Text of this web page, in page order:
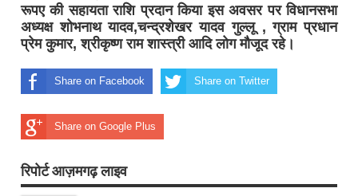
रूपए की सहायता राशि प्रदान किया इस अवसर पर विधानसभा
अध्यक्ष शोभनाथ यादव,चन्द्रशेखर यादव गुल्लू , ग्राम प्रधान
प्रेम कुमार, श्रीकृष्ण राम शास्त्री आदि लोग मौजूद रहे।
Share on Facebook Share on Twitter
Share on Google Plus
रिपोर्ट आज़मगढ़ लाइव